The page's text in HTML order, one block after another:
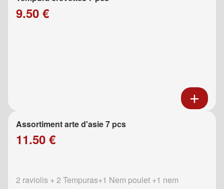
9.50 €
Assortiment arte d'asie 7 pcs
11.50 €
2 raviolis + 2 Tempuras+1 Nem poulet +1 nem